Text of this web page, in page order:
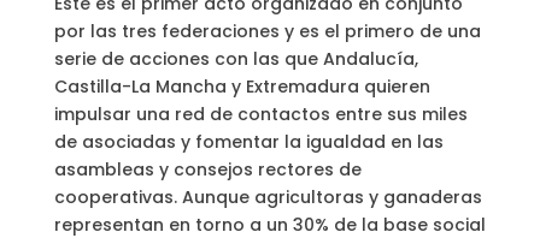
por las tres federaciones y es el primero de una
serie de acciones con las que Andalucía,
Castilla-La Mancha y Extremadura quieren
impulsar una red de contactos entre sus miles
de asociadas y fomentar la igualdad en las
asambleas y consejos rectores de
cooperativas. Aunque agricultoras y ganaderas
representan en torno a un 30% de la base social